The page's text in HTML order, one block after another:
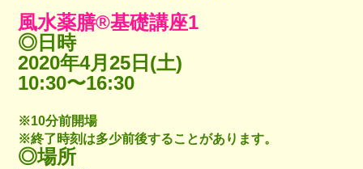
風水薬膳®︎基礎講座1
◎日時
2020年4月25日(土)
10:30〜16:30
※10分前開場
※終了時刻は多少前後することがあります。
◎場所